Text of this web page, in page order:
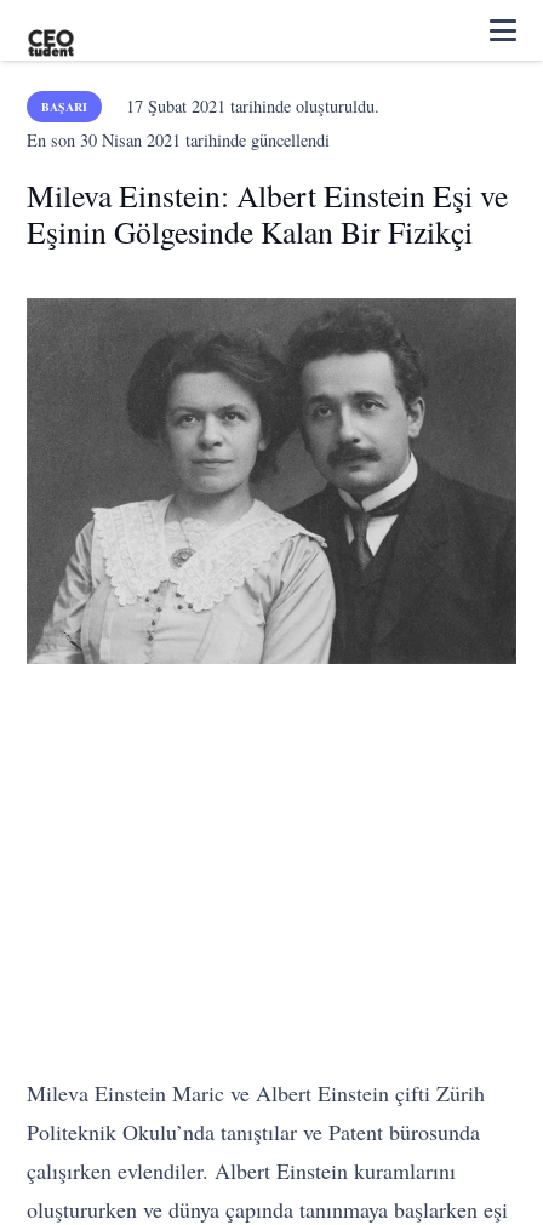
BAŞARI 17 Şubat 2021 tarihinde oluşturuldu.
En son30 Nisan 2021 tarihinde güncellendi
Mileva Einstein: Albert Einstein Eşi ve
Eşinin Gölgesinde Kalan Bir Fizikçi
Mileva Einstein Maric ve Albert Einstein çifti Zürih
Politeknik Okulu’nda tanıştılar ve Patent bürosunda
çalışırken evlendiler. Albert Einstein kuramlarını
oluştururken ve dünya çapında tanınmaya başlarken eşi